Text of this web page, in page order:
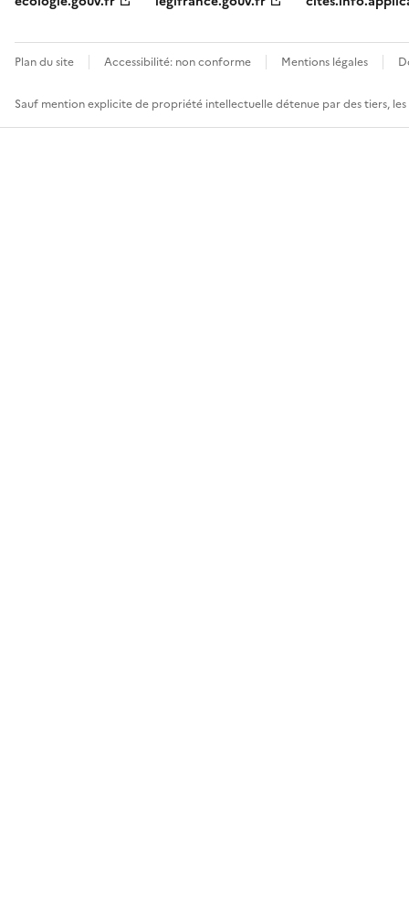
Plan du site Accessibilité: non conforme Mentions légales
Sauf mention explicite de propriété intellectuelle détenue par des tiers,